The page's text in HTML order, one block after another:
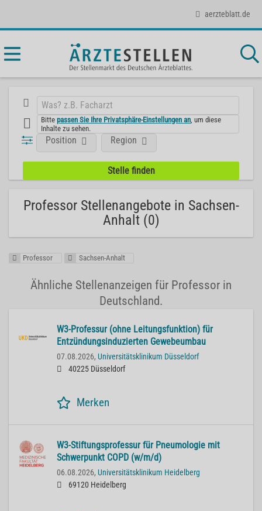
aerzteblatt.de
Bittepassen Sie Ihre Privatsphäre-Einstellungen an , um diese
Inhalte zu sehen.
Position Region
Professor Stellenangebote in Sachsen-
Anhalt (0)
Professor Sachsen-Anhalt
Ähnliche Stellenanzeigen für Professor in
Deutschland.
W3-Professur (ohne Leitungsfunktion) für
Entzündungsinduzierten Gewebeumbau
07.08.2026, Universitätsklinikum Düsseldorf
40225 Düsseldorf
Merken
W3-Stiftungsprofessur für Pneumologie mit
Schwerpunkt COPD (w/m/d)
06.08.2026, Universitätsklinikum Heidelberg
69120 Heidelberg